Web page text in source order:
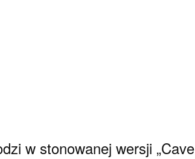
w stonowanej wersji „Cave